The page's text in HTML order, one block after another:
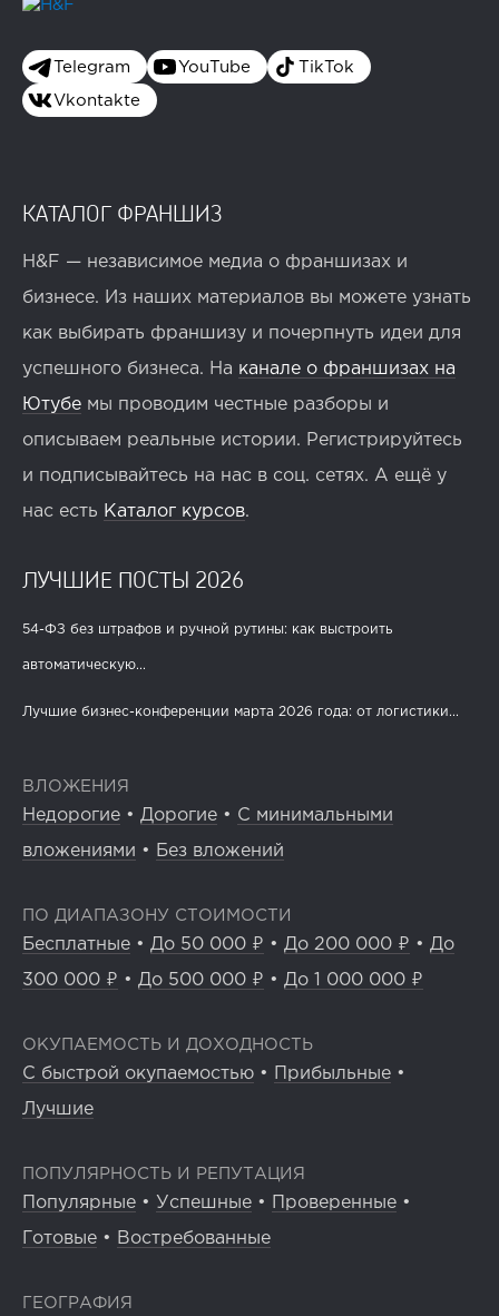
Telegram YouTube TikTok
Vkontakte
КАТАЛОГ ФРАНШИЗ
H&F — независимое медиа о франшизах и
бизнесе. Из наших материалов вы можете узнать
как выбирать франшизу и почерпнуть идеи для
успешного бизнеса. На канале о франшизах на
Ютубе мы проводим честные разборы и
описываем реальные истории. Регистрируйтесь
и подписывайтесь на нас в соц. сетях. А ещё у
нас есть Каталог курсов.
ЛУЧШИЕ ПОСТЫ 2026
54-ФЗ без штрафов и ручной рутины: как выстроить
автоматическую...
Лучшие бизнес-конференции марта 2026 года: от логистики...
ВЛОЖЕНИЯ
Недорогие • Дорогие • С минимальными
вложениями • Без вложений
ПО ДИАПАЗОНУ СТОИМОСТИ
Бесплатные • До 50 000 ₽ • До 200 000 ₽ • До
300 000 ₽ • До 500 000 ₽ • До 1 000 000 ₽
ОКУПАЕМОСТЬ И ДОХОДНОСТЬ
С быстрой окупаемостью • Прибыльные •
Лучшие
ПОПУЛЯРНОСТЬ И РЕПУТАЦИЯ
Популярные • Успешные • Проверенные •
Готовые • Востребованные
ГЕОГРАФИЯ